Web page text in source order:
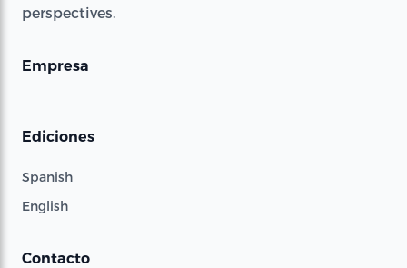
perspectives.
Empresa
Ediciones
Spanish
English
Contacto